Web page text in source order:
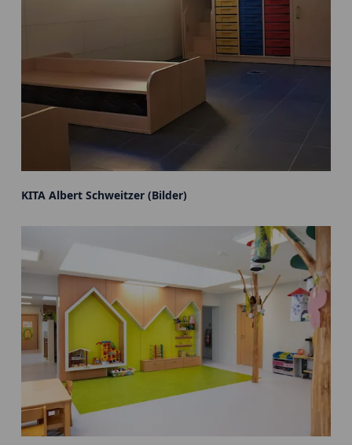
KITA Albert Schweitzer (Bilder)